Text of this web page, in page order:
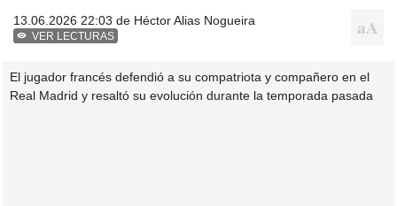
13.06.2026 22:03 de Héctor Alias Nogueira
VER LECTURAS
El jugador francés defendió a su compatriota y compañero en el
Real Madrid y resaltó su evolución durante la temporada pasada